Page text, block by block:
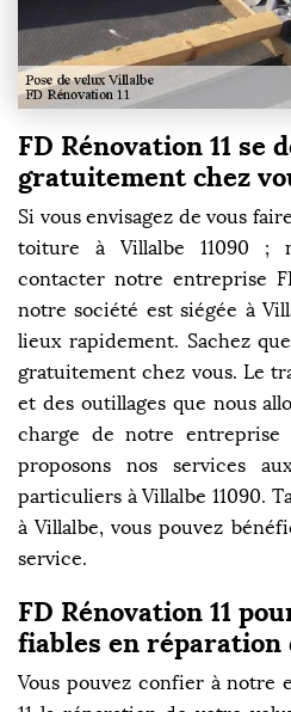
FD Rénovation 11 se
gratuitement chez
Si vous envisagez de vous
toiture à Villalbe 11090 ;
contacter notre entreprise
notre société est siégée à
lieux rapidement. Sachez
gratuitement chez vous. Le
et des outillages que nous
charge de notre entreprise
proposons nos services
particuliers à Villalbe 11090.
à Villalbe, vous pouvez
service.
FD Rénovation 11
fiables en réparation
Vous pouvez confier à notre